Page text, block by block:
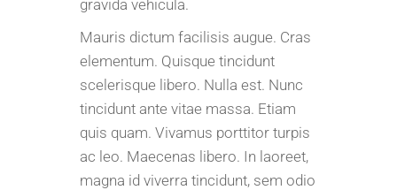
gravida vehicula.
Mauris dictum facilisis augue. Cras
elementum. Quisque tincidunt
scelerisque libero. Nulla est. Nunc
tincidunt ante vitae massa. Etiam
quis quam. Vivamus porttitor turpis
ac leo. Maecenas libero. In laoreet,
magna id viverra tincidunt, sem odio